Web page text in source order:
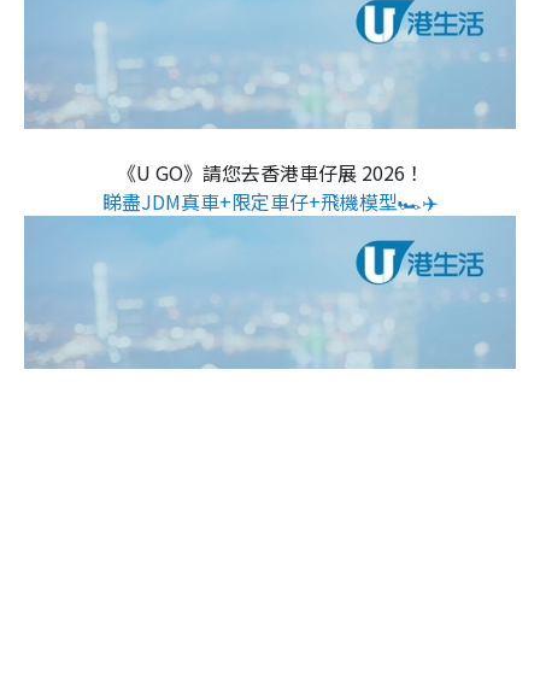
《U GO》請您去香港車仔展 2026！
睇盡JDM真車+限定車仔+飛機模型🏎️✈️